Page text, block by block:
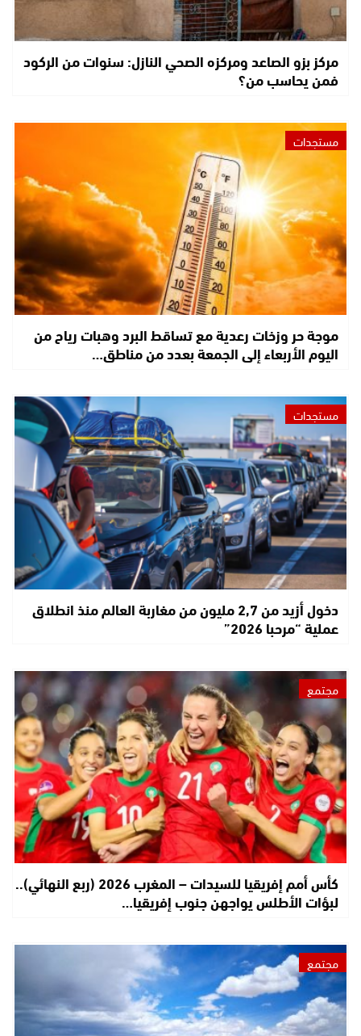
مركز بزو الصاعد ومركزه الصحي النازل: سنوات من الركود
فمن يحاسب من؟
مستجدات
موجة حر وزخات رعدية مع تساقط البرد وهبات رياح من
اليوم الأربعاء إلى الجمعة بعدد من مناطق…
مستجدات
دخول أزيد من 2,7 مليون من مغاربة العالم منذ انطلاق
عملية “مرحبا 2026”
مجتمع
كأس أمم إفريقيا للسيدات – المغرب 2026 (ربع النهائي)..
لبؤات الأطلس يواجهن جنوب إفريقيا…
مجتمع